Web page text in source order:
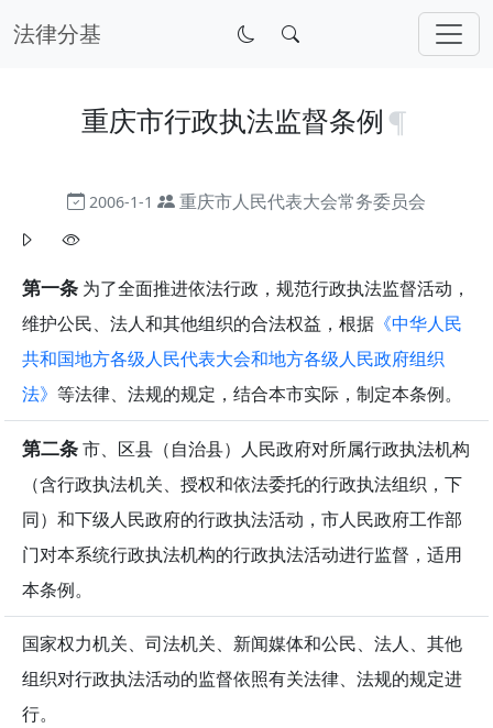
法律分基
重庆市行政执法监督条例
2006-1-1 重庆市人民代表大会常务委员会
第一条 为了全面推进依法行政，规范行政执法监督活动，
维护公民、法人和其他组织的合法权益，根据 《中华人民
共和国地方各级人民代表大会和地方各级人民政府组织
法》 等法律、法规的规定，结合本市实际，制定本条例。
第二条市、区县（自治县）人民政府对所属行政执法机构
（含行政执法机关、授权和依法委托的行政执法组织，下
同）和下级人民政府的行政执法活动，市人民政府工作部
门对本系统行政执法机构的行政执法活动进行监督，适用
本条例。
国家权力机关、司法机关、新闻媒体和公民、法人、其他
组织对行政执法活动的监督依照有关法律、法规的规定进
行。